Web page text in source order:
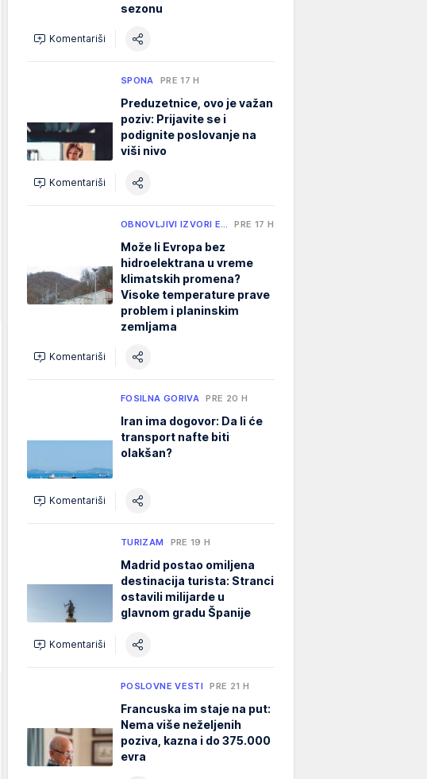
sezonu
Komentariši
SPONA PRE 17 H
Preduzetnice, ovo je važan
poziv: Prijavite se i
podignite poslovanje na
viši nivo
Komentariši
OBNOVLJIVI IZVORI E… PRE 17 H
Može li Evropa bez
hidroelektrana u vreme
klimatskih promena?
Visoke temperature prave
problem i planinskim
zemljama
Komentariši
FOSILNA GORIVA PRE 20 H
Iran ima dogovor: Da li će
transport nafte biti
olakšan?
Komentariši
TURIZAM PRE 19 H
Madrid postao omiljena
destinacija turista: Stranci
ostavili milijarde u
glavnom gradu Španije
Komentariši
POSLOVNE VESTI PRE 21 H
Francuska im staje na put:
Nema više neželjenih
poziva, kazna i do 375.000
evra